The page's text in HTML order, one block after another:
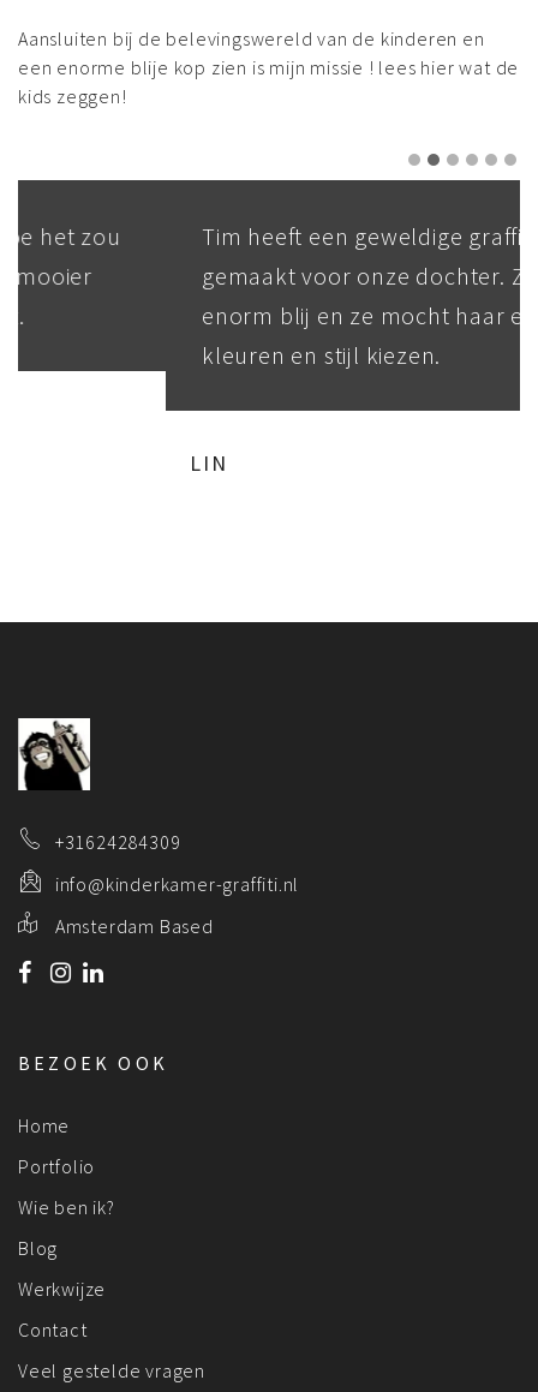
Aansluiten bij de belevingswereld van de kinderen en
een enorme blije kop zien is mijn missie ! lees hier wat de
kids zeggen!
Tim heeft een geweldige graffiti
gemaakt voor onze dochter. Ze is echt
enorm blij en ze mocht haar eigen
kleuren en stijl kiezen.
+31624284309
info@kinderkamer-graffiti.nl
Amsterdam Based
BEZOEK OOK
Home
Portfolio
Wie ben ik?
Blog
Werkwijze
Contact
Veel gestelde vragen